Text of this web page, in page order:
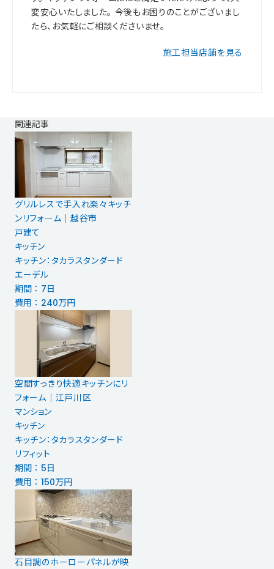
変安心いたしました。 今後もお困りのことがございまし
たら、お気軽にご相談くださいませ。
施工担当店舗を見る
関連記事
グリルレスで手入れ楽々キッチ
ンリフォーム｜越谷市
戸建て
キッチン
キッチン：タカラスタンダード
エーデル
期間 ： 7日
費用 ： 240万円
空間すっきり快適キッチンにリ
フォーム｜江戸川区
マンション
キッチン
キッチン：タカラスタンダード
リフィット
期間 ： 5日
費用 ： 150万円
石目調のホーローパネルが映